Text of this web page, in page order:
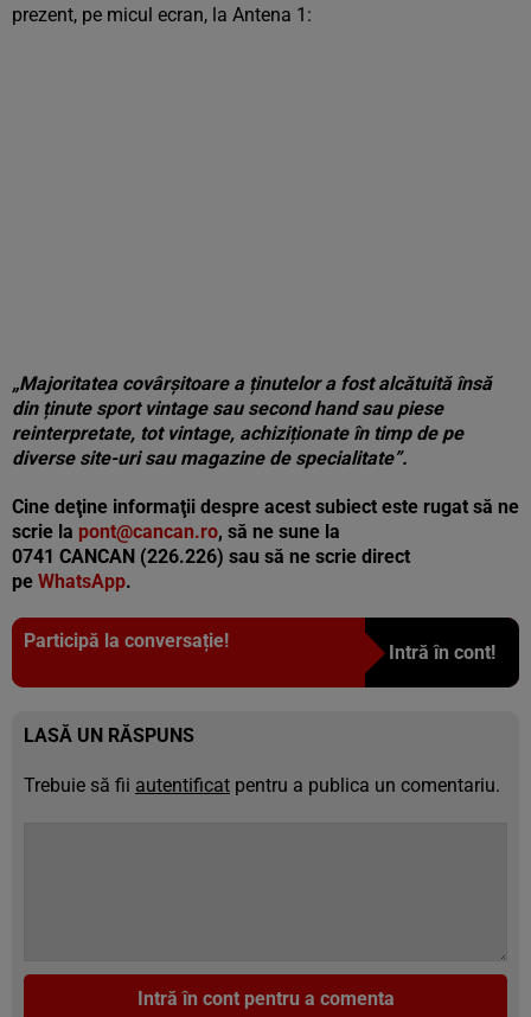
prezent, pe micul ecran, la Antena 1:
„Majoritatea covârșitoare a ținutelor a fost alcătuită însă
din ținute sport vintage sau second hand sau piese
reinterpretate, tot vintage, achiziționate în timp de pe
diverse site-uri sau magazine de specialitate”.
Cine deţine informaţii despre acest subiect este rugat să ne
scrie la pont@cancan.ro, să ne sune la
0741 CANCAN (226.226) sau să ne scrie direct
pe WhatsApp.
Participă la conversație!
Intră în cont!
LASĂ UN RĂSPUNS
Trebuie să fii autentificat pentru a publica un comentariu.
Intră în cont pentru a comenta